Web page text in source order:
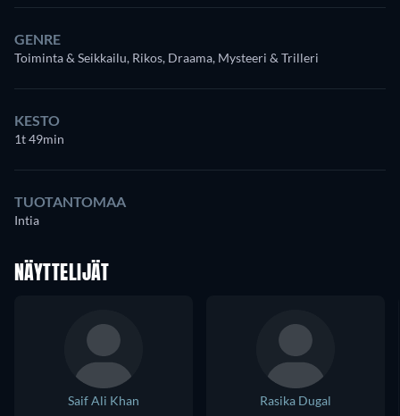
GENRE
Toiminta & Seikkailu, Rikos, Draama, Mysteeri & Trilleri
KESTO
1t 49min
TUOTANTOMAA
Intia
NÄYTTELIJÄT
Saif Ali Khan
Rasika Dugal